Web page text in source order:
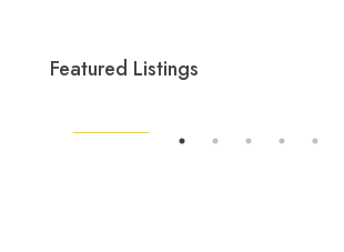
Featured Listings
232000229.000€